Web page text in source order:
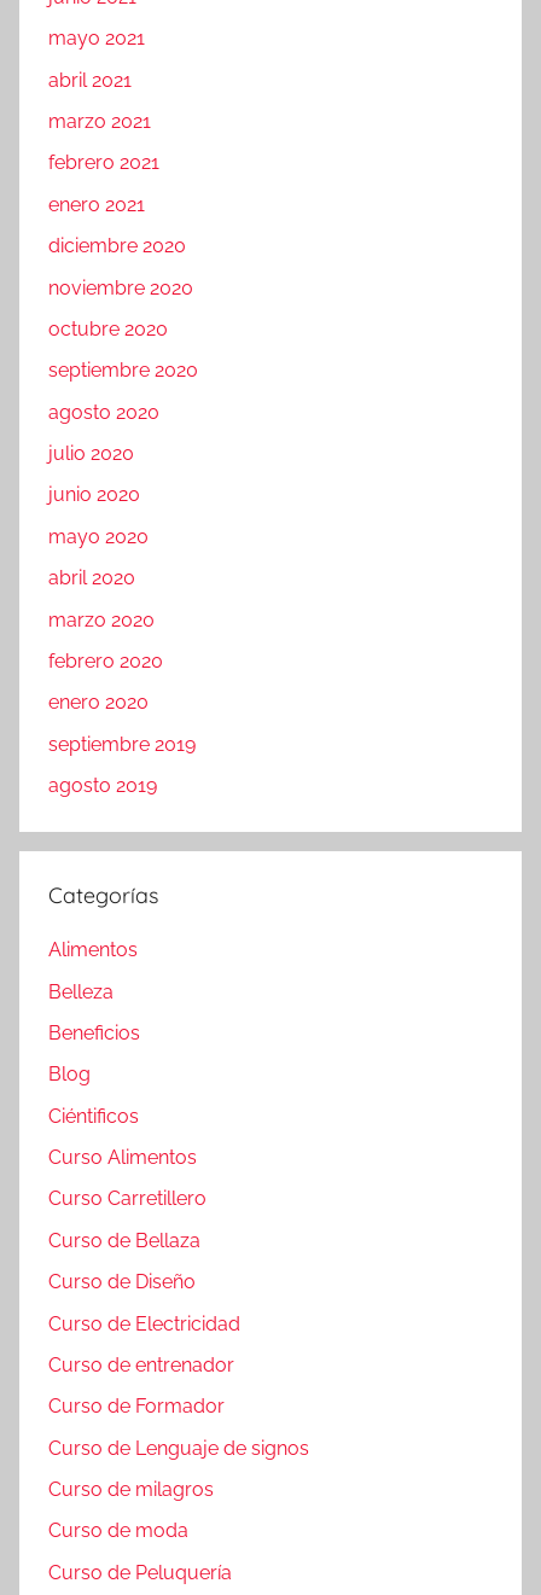
mayo 2021
abril 2021
marzo 2021
febrero 2021
enero 2021
diciembre 2020
noviembre 2020
octubre 2020
septiembre 2020
agosto 2020
julio 2020
junio 2020
mayo 2020
abril 2020
marzo 2020
febrero 2020
enero 2020
septiembre 2019
agosto 2019
Categorías
Alimentos
Belleza
Beneficios
Blog
Ciéntificos
Curso Alimentos
Curso Carretillero
Curso de Bellaza
Curso de Diseño
Curso de Electricidad
Curso de entrenador
Curso de Formador
Curso de Lenguaje de signos
Curso de milagros
Curso de moda
Curso de Peluquería